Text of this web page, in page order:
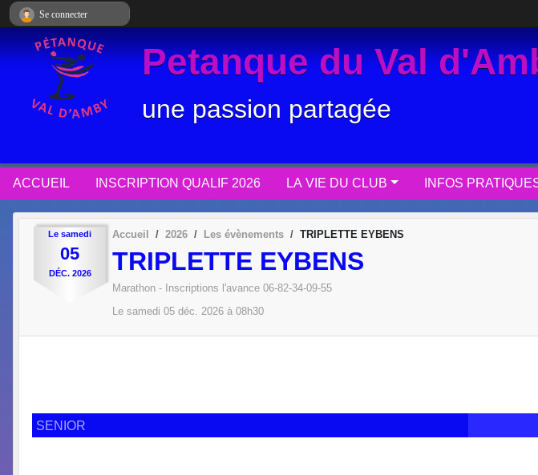
Petanque du Val
une passion partagée
ACCUEIL INSCRIPTION QUALIF 2026 LA VIE DU CLUB INFOS
Le samedi
05
DÉC. 2026
Accueil 2026 Les évènements TRIPLETTE EYBENS
TRIPLETTE EYBENS
Marathon - Inscriptions l'avance 06-82-34-09-55
Le samedi 05 déc. 2026 à 08h30
SENIOR
Se connecter
Panneau de gestion des cookies